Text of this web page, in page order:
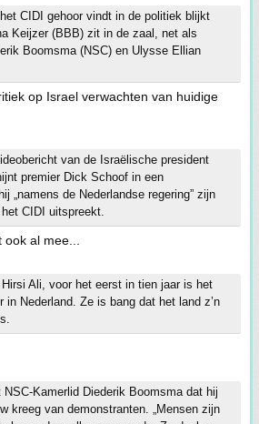
CIDI gehoor vindt in de politiek blijkt
Keijzer (BBB) zit in de zaal, net als
Boomsma (NSC) en Ulysse Ellian
op Israel verwachten van huidige
van de Israëlische president
premier Dick Schoof in een
„namens de Nederlandse regering” zijn
het CIDI uitspreekt.
al mee...
Ali, voor het eerst in tien jaar is het
in Nederland. Ze is bang dat het land z’n
Kamerlid Diederik Boomsma dat hij
kreeg van demonstranten. „Mensen zijn